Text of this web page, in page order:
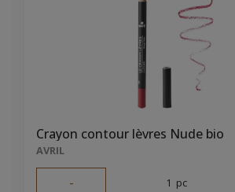
Crayon contour lèvres Nude bio
AVRIL
- 1 pc